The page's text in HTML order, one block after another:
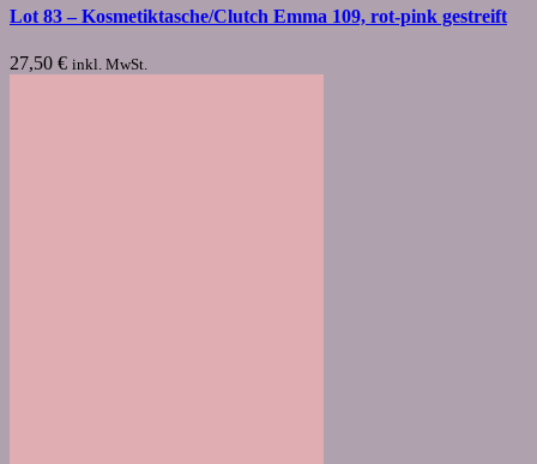
Lot 83 – Kosmetiktasche/Clutch Emma 109, rot-pink gestreift
27,50 € inkl. MwSt.